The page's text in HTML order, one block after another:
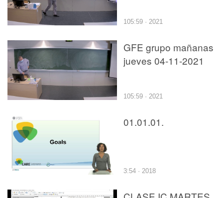
105:59 · 2021
GFE grupo mañanas
jueves 04-11-2021
105:59 · 2021
01.01.01.
3:54 · 2018